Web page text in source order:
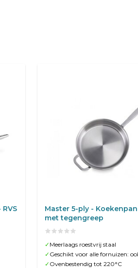
Master 5-ply -
met tegengreep
✓ Meerlaags roestvrij staal
✓ Geschikt voor alle fornuizen:
✓ Ovenbestendig tot 220°C